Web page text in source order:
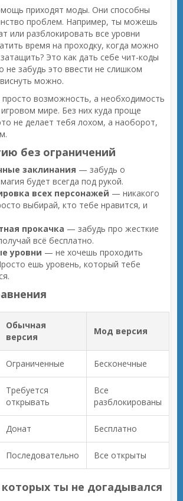
приходят моды. Они способны
проблем. Например, ты можешь
или разблокировать все уровни
время на проходку, когда можно
Это как дать себе чит-коды
не забудь это ввести не слишком
можно.
возможность, а необходимость
мире. Без них куда проще
не делает тебя лохом, а наоборот,
без ограничений
заклинания — забудь о
будет всегда под рукой.
всех персонажей — никакого
выбирай, кто тебе нравится, и
прокачка — забудь про жесткие
всё бесплатно.
уровни — не хочешь проходить
ешь уровень, который тебе
Обычная
версия
Мод версия
Ограниченные Бесконечные
Требуется
открывать
Все
разблокированы
Донат Бесплатно
Последовательно Все открыты
ты не догадывался